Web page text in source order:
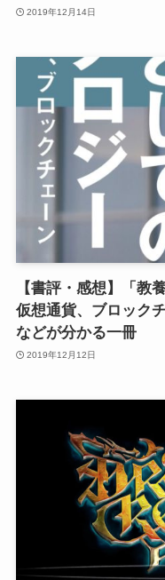
2019年12月14日
【書評・感想】「教
仮想通貨、ブロック
などが分かる一冊
2019年12月12日